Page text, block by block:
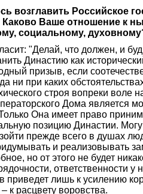
возглавить Российское
Ваше отношение к
социальному,
"Делай, что должен, и
Династию как
призыв, если
ни при каких
строя вопреки воле
Дома является
Она имеет право
позицию Династии. Могу
прежде всего в душах
и реализовывать
но от этого не будет
ответственности у
приведет лишь к усилению
к расцвету воровства.